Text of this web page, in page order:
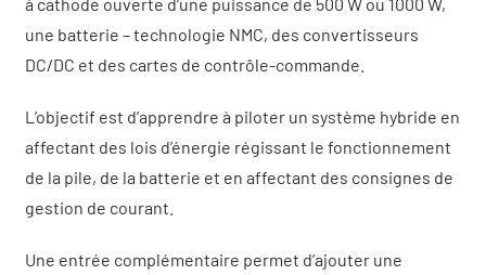
à cathode ouverte d’une puissance de 500 W ou 1000 W,
une batterie – technologie NMC, des convertisseurs
DC/DC et des cartes de contrôle-commande.
L’objectif est d’apprendre à piloter un système hybride en
affectant des lois d’énergie régissant le fonctionnement
de la pile, de la batterie et en affectant des consignes de
gestion de courant.
Une entrée complémentaire permet d’ajouter une